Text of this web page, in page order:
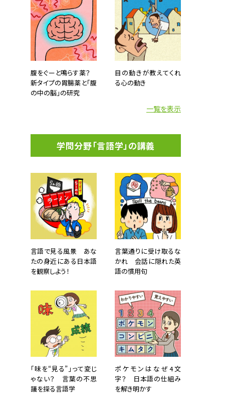
腹をぐーと鳴らす薬？
新タイプの胃腸薬と「腹
の中の脳」の研究
目の動きが教えてくれ
る心の動き
一覧を表示
学問分野「言語学」の講義
言語で見る風景 あな
たの身近にある日本語
を観察しよう！
言葉通りに受け取るな
かれ 会話に隠れた英
語の慣用句
「味を“見る”」って変じ
ゃない？ 言葉の不思
議を探る言語学
ポケモンはなぜ4文
字？ 日本語の仕組み
を解き明かす